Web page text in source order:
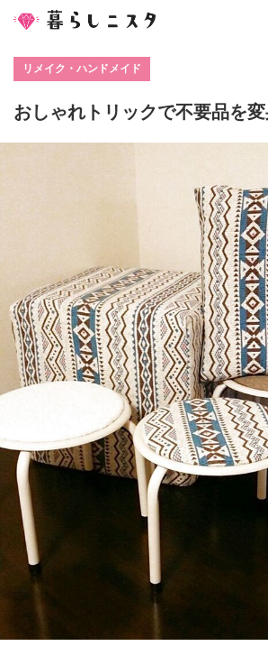
リメイク・ハンドメイド
おしゃれトリックで不要品を変